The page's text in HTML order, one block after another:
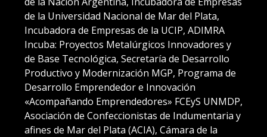
de la Universidad Nacional de Mar del Plata,
Incubadora de Empresas de la UCIP, ADIMRA
Incuba: Proyectos Metalúrgicos Innovadores y
de Base Tecnológica, Secretaría de Desarrollo
Productivo y Modernización MGP, Programa de
Desarrollo Emprendedor e Innovación
«Acompañando Emprendedores» FCEyS UNMDP,
Asociación de Confeccionistas de Indumentaria y
afines de Mar del Plata (ACIA), Cámara de la